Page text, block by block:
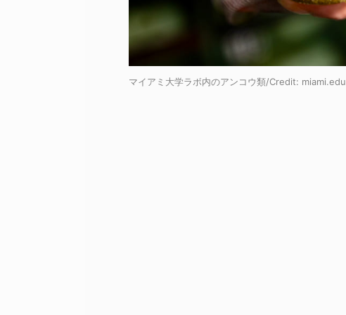
マイアミ大学ラボ内のアンコウ類/Credit: miami.edu